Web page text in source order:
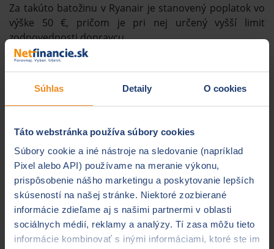
Súhlas Detaily O cookies
Táto webstránka používa súbory cookies
Súbory cookie a iné nástroje na sledovanie (napríklad
Pixel alebo API) používame na meranie výkonu,
prispôsobenie nášho marketingu a poskytovanie lepších
skúseností na našej stránke. Niektoré zozbierané
informácie zdieľame aj s našimi partnermi v oblasti
sociálnych médií, reklamy a analýzy. Tí zasa môžu tieto
informácie kombinovať s inými informáciami, ktoré ste im
Za takúto batožinu v Ryanair je stanovený poplatok vo
výške 50 €, pričom je pri nej určený vyšší limit
zodpovednosti dopravcu.
Zdroj: www.raynair.com
Na poplatkoch za batožinu neušetríte, na
cestovnom poistení áno
Ako vidíte, pri lietaní s Ryanair sa oplatí ísť
„naľahko“. Ak však potrebujete prepraviť viac
batožiny, bez platenia to nepôjde. Môžete však
naopak ušetriť peniaze za krátkodobécestovné
poisteniena dovolenku či pracovnú cestu. Stačí
využiť našu online kalkulačku cestovného
poistenia , ktorá vám ponúkne porovnanie ponúk
presne podľa vašich parametrov. A nezabúdajte, že
pri častom cestovaní sa vám najviac